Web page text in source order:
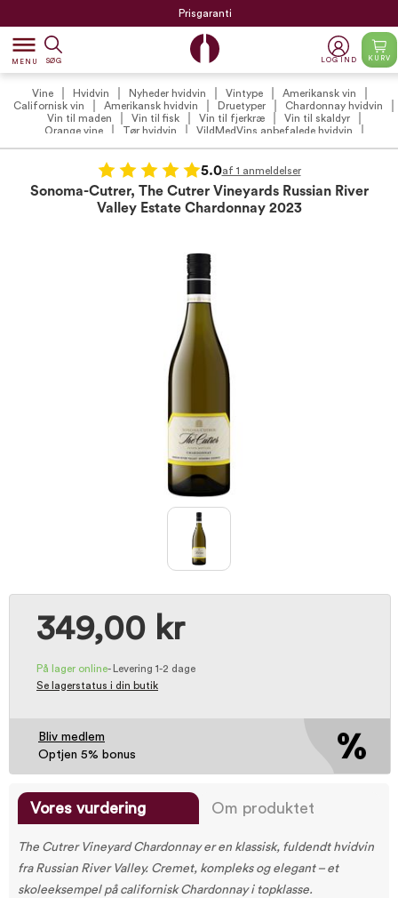
Prisgaranti
dehaze
MENU SØG LOG IND KURV
Vine Hvidvin Nyheder hvidvin Vintype
Amerikansk vin
Californisk vin
Amerikansk hvidvin Druetyper
Chardonnay hvidvin
Vin til maden
Vin til fisk Vin til fjerkræ
Vin til skaldyr
Orange vine
Tør hvidvin
VildMedVins anbefalede hvidvin
Sonoma-Cutrer
5.0af 1 anmeldelser
Sonoma-Cutrer, The Cutrer Vineyards Russian River
Valley Estate Chardonnay 2023
349,00 kr
På lager online-
Levering 1-2 dage
Se lagerstatus i din butik
Bliv medlem
Optjen 5% bonus
Vores vurdering Om produktet
The Cutrer Vineyard Chardonnay er en klassisk, fuldendt hvidvin
fra Russian River Valley. Cremet, kompleks og elegant – et
skoleeksempel på californisk Chardonnay i topklasse.